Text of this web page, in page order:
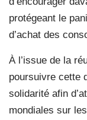
protégeant le
d’achat des
À l’issue de la
poursuivre cette
solidarité afin
mondiales sur